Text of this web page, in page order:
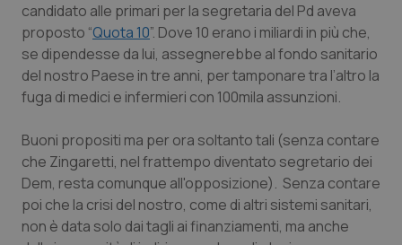
Molise
Piemonte
Provincia Autonoma di Trento
Puglia
Epatiti
HIV
Ipertensione & Scompenso
Malattie rare
candidato alle primari per la segretaria del Pd aveva
proposto “Quota 10”. Dove 10 erano i miliardi in più che,
se dipendesse da lui, assegnerebbe al fondo sanitario
del nostro Paese in tre anni, per tamponare tra l’altro la
fuga di medici e infermieri con 100mila assunzioni.
Buoni propositi ma per ora soltanto tali (senza contare
che Zingaretti, nel frattempo diventato segretario dei
Dem, resta comunque all'opposizione). Senza contare
poi che la crisi del nostro, come di altri sistemi sanitari,
non è data solo dai tagli ai finanziamenti, ma anche